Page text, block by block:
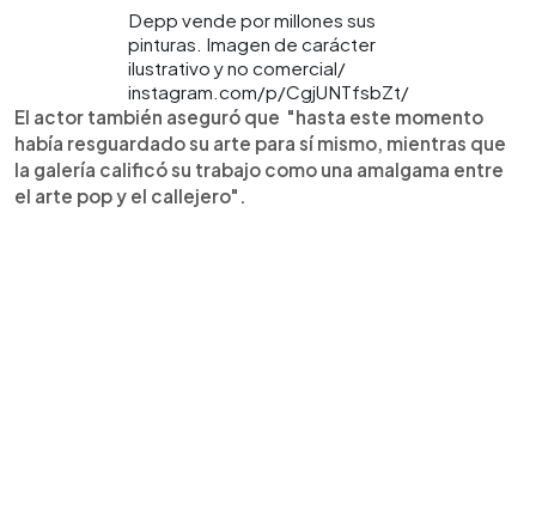
Depp vende por millones sus
pinturas. Imagen de carácter
ilustrativo y no comercial/
instagram.com/p/CgjUNTfsbZt/
El actor también aseguró que "hasta este momento
había resguardado su arte para sí mismo, mientras que
la galería calificó su trabajo como una amalgama entre
el arte pop y el callejero".